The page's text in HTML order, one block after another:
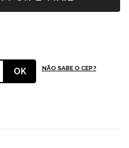
NÃO SABE O CEP?